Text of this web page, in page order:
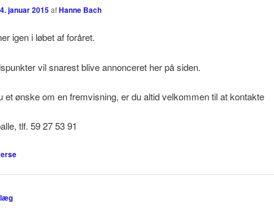
4. januar 2015 afHanne Bach
igen i løbet af foråret.
vil snarest blive annonceret her på siden.
et ønske om en fremvisning, er du altid velkommen til at kontakte
tlf. 59 27 53 91